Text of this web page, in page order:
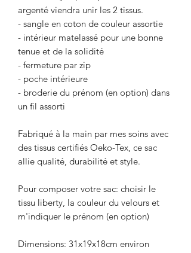
argenté viendra unir les 2 tissus.
- sangle en coton de couleur assortie
- intérieur matelassé pour une bonne
tenue et de la solidité
- fermeture par zip
- poche intérieure
- broderie du prénom (en option) dans
un fil assorti
Fabriqué à la main par mes soins avec
des tissus certifiés Oeko-Tex, ce sac
allie qualité, durabilité et style.
Pour composer votre sac: choisir le
tissu liberty, la couleur du velours et
m'indiquer le prénom (en option)
Dimensions: 31x19x18cm environ